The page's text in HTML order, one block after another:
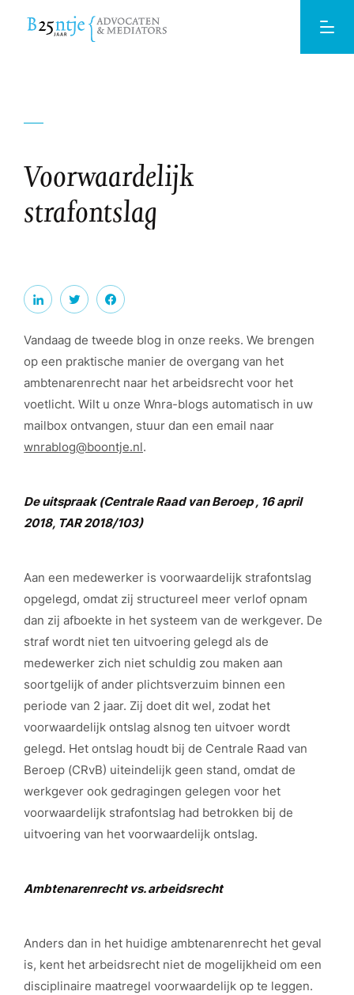
Voorwaardelijk
strafontslag
Vandaag de tweede blog in onze reeks. We brengen
op een praktische manier de overgang van het
ambtenarenrecht naar het arbeidsrecht voor het
voetlicht. Wilt u onze Wnra-blogs automatisch in uw
mailbox ontvangen, stuur dan een email naar
wnrablog@boontje.nl.
De uitspraak (Centrale Raad van Beroep , 16 april
2018, TAR 2018/103)
Aan een medewerker is voorwaardelijk strafontslag
opgelegd, omdat zij structureel meer verlof opnam
dan zij afboekte in het systeem van de werkgever. De
straf wordt niet ten uitvoering gelegd als de
medewerker zich niet schuldig zou maken aan
soortgelijk of ander plichtsverzuim binnen een
periode van 2 jaar. Zij doet dit wel, zodat het
voorwaardelijk ontslag alsnog ten uitvoer wordt
gelegd. Het ontslag houdt bij de Centrale Raad van
Beroep (CRvB) uiteindelijk geen stand, omdat de
werkgever ook gedragingen gelegen voor het
voorwaardelijk strafontslag had betrokken bij de
uitvoering van het voorwaardelijk ontslag.
Ambtenarenrecht vs. arbeidsrecht
Anders dan in het huidige ambtenarenrecht het geval
is, kent het arbeidsrecht niet de mogelijkheid om een
disciplinaire maatregel voorwaardelijk op te leggen.